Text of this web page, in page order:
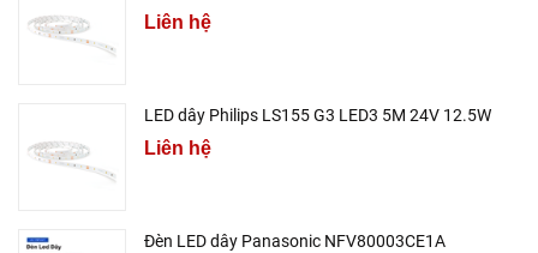
Liên hệ
LED dây Philips LS155 G3 LED3 5M 24V 12.5W
Liên hệ
Đèn LED dây Panasonic NFV80003CE1A